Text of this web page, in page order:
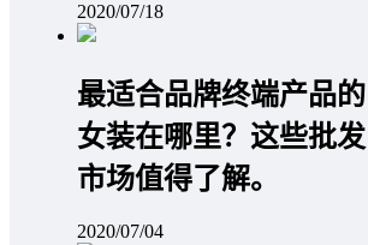
2020/07/18
最适合品牌终端产品的
女装在哪里？这些批发
市场值得了解。
2020/07/04